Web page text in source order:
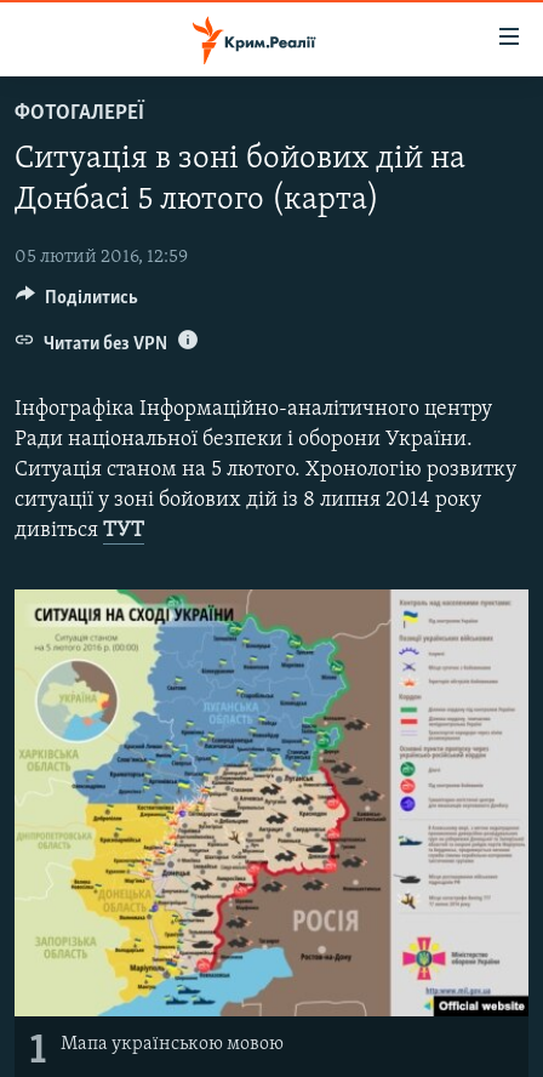
до
основного
матеріалу
Перейти
до
навігації
Перейти
пошуку
ВОДА.КРИМ
ВІДЕО ТА ФОТО
ПОЛІТИКА
БЛОГИ
ПОГЛЯД
ВСЕ ЗА ДЕНЬ
СПЕЦПРОЕКТИ
ДЕПОРТАЦІЯ
СВІДЧЕННЯ ОКУПАЦІЇ
УКРАЇНСЬКА ПРОБЛЕМА КРИМУ
ІНФОГРАФІКА
ЯК ОБІЙТИ БЛОКУВАННЯ
Русский
Qırımtatar
ДОЛУЧАЙСЯ!
Усі сайти RFE/RL
ФОТОГАЛЕРЕЇ
Ситуація в зоні бойових дій на
Донбасі 5 лютого (карта)
05 лютий 2016, 12:59
Інфографіка Інформаційно-аналітичного центру
Ради національної безпеки і оборони України.
Ситуація станом на 5 лютого. Хронологію розвитку
ситуації у зоні бойових дій із 8 липня 2014 року
дивіться ТУТ
1 Мапа українською мовою
Поділитись
Читати без VPN